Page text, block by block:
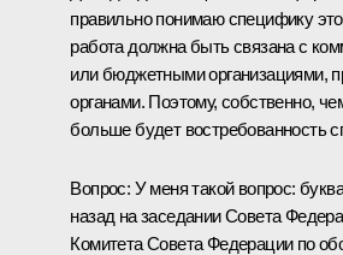
правильно понимаю специфику
работа должна быть связана с
или бюджетными организациями,
органами. Поэтому, собственно,
больше будет востребованность
Вопрос: У меня такой вопрос:
назад на заседании Совета
Комитета Совета Федерации по